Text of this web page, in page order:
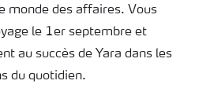
monde des affaires. Vous
le 1er septembre et
au succès de Yara dans les
du quotidien.